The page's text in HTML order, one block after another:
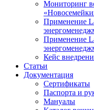
Мониторинг
Применение
Применение
Кейс
Статьи
Документация
Сертификаты
Паспорта и
Мануалы